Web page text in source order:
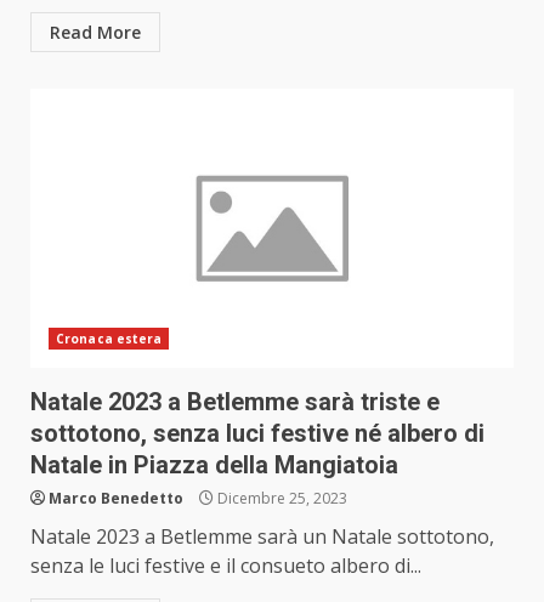
Read More
Cronaca estera
Natale 2023 a Betlemme sarà triste e
sottotono, senza luci festive né albero di
Natale in Piazza della Mangiatoia
Marco Benedetto Dicembre 25, 2023
Natale 2023 a Betlemme sarà un Natale sottotono,
senza le luci festive e il consueto albero di...